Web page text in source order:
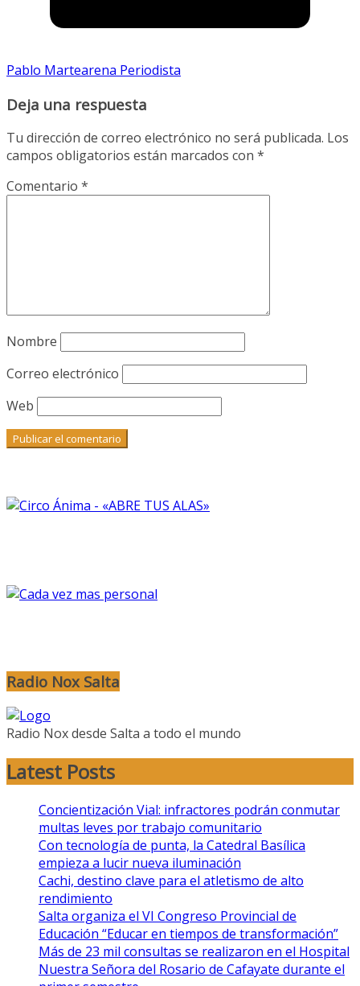
Pablo Martearena Periodista
Deja una respuesta
Tu dirección de correo electrónico no será publicada. Los
campos obligatorios están marcados con *
Comentario *
Nombre
Correo electrónico
Web
Radio Nox Salta
Radio Nox desde Salta a todo el mundo
Latest Posts
Concientización Vial: infractores podrán conmutar
multas leves por trabajo comunitario
Con tecnología de punta, la Catedral Basílica
empieza a lucir nueva iluminación
Cachi, destino clave para el atletismo de alto
rendimiento
Salta organiza el VI Congreso Provincial de
Educación “Educar en tiempos de transformación”
Más de 23 mil consultas se realizaron en el Hospital
Nuestra Señora del Rosario de Cafayate durante el